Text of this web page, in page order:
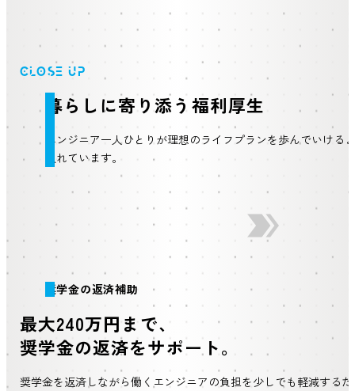
研修担当からみなさんへ
交通機器エンジニア
半導体エンジニア
電気通信エンジニア
自動車制御エンジニア
航空宇宙エンジニア
未経験・第二新卒採用の募集要項
当社は就活ハラスメントを許しません
CLOSE UP
暮らしに寄り添う福利厚生
エンジニア一人ひとりが理想のライフプランを歩んでいける
入れています。
奨学金の返済補助
最大240万円まで、
奨学金の返済をサポート。
奨学金を返済しながら働くエンジニアの負担を少しでも軽減する